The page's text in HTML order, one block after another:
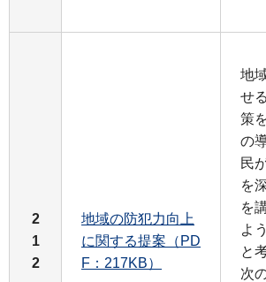
2
1
2
地域の防犯力向上
に関する提案（PD
F：217KB）
地
せ
策
の
民
を
を
よ
と
次